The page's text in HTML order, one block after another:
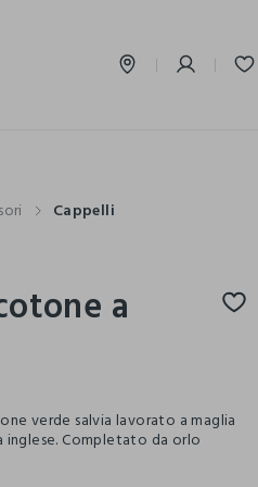
Cappelli
a
verde salvia lavorato a maglia
Completato da orlo